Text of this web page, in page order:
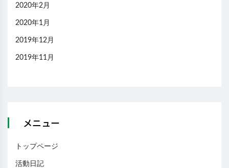
2020年2月
2020年1月
2019年12月
2019年11月
メニュー
トップページ
活動日記